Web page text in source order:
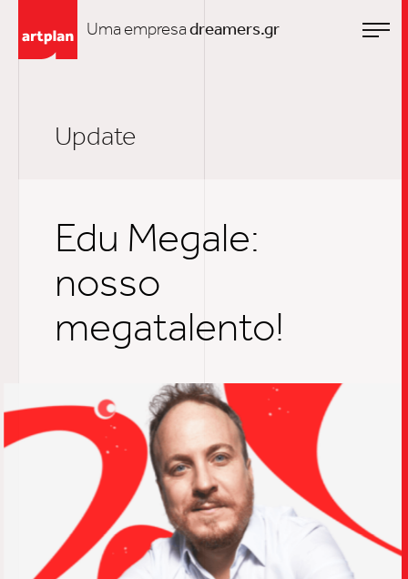
Uma empresadreamers.gr
Update
Edu Megale:
nosso
megatalento!